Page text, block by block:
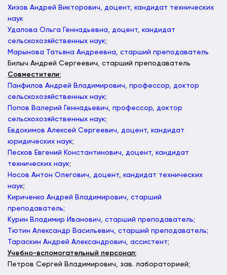
Хизов Андрей Викторович, доцент, кандидат технических
наук
Удалова Ольга Геннадьевна, доцент, кандидат
сельскохозяйственных наук;
Марынова Татьяна Андреевна, старший преподаватель
Билыч Андрей Сергеевич, старший преподаватель
Совместители:
Панфилов Андрей Владимирович, профессор, доктор
сельскохозяйственных наук;
Попов Валерий Геннадьевич, профессор, доктор
сельскохозяйственных наук;
Евдокимов Алексей Сергеевич, доцент, кандидат
юридических наук;
Песков Евгений Константинович, доцент, кандидат
технических наук;
Носов Антон Олегович, доцент, кандидат технических
наук;
Кириченко Андрей Владимирович, старший
преподаватель;
Курин Владимир Иванович, старший преподаватель;
Тютин Александр Васильевич, старший преподаватель;
Тараскин Андрей Александрович, ассистент;
Учебно-вспомогательный персонал:
Петров Сергей Владимирович, зав. лабораторией;